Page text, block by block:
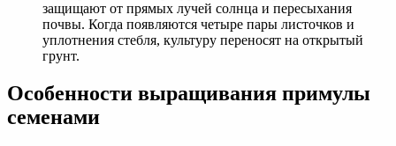
защищают от прямых лучей солнца и пересыхания
почвы. Когда появляются четыре пары листочков и
уплотнения стебля, культуру переносят на открытый
грунт.
Особенности выращивания примулы
семенами